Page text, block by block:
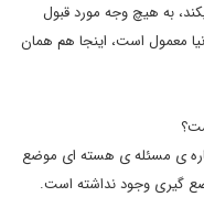
به هیچ وجه مورد قبول
معمول است، اینجا هم همان
ی مسئله ی هسته ای موضع
گیری وجود نداشته است.